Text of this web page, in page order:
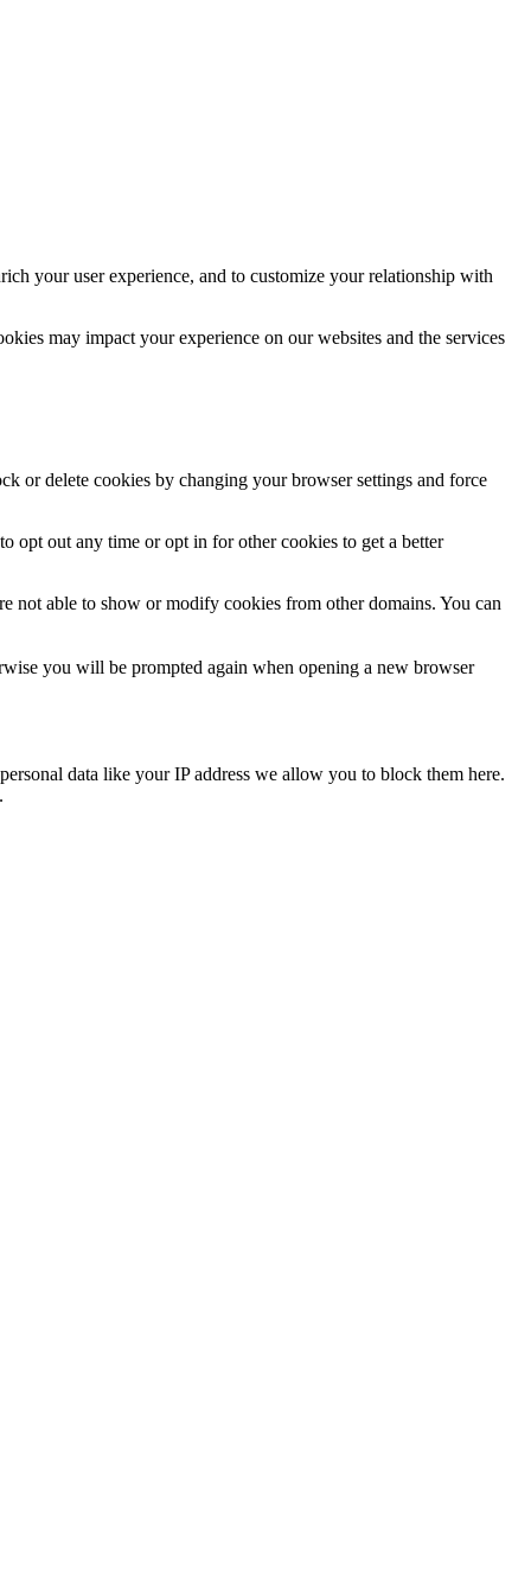
your user experience, and to customize your relationship with
may impact your experience on our websites and the services
or delete cookies by changing your browser settings and force
opt out any time or opt in for other cookies to get a better
not able to show or modify cookies from other domains. You can
you will be prompted again when opening a new browser
data like your IP address we allow you to block them here.